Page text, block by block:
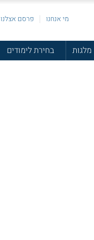
מי אנחנו פרסם אצלנו
מלגות בחירת לימודים